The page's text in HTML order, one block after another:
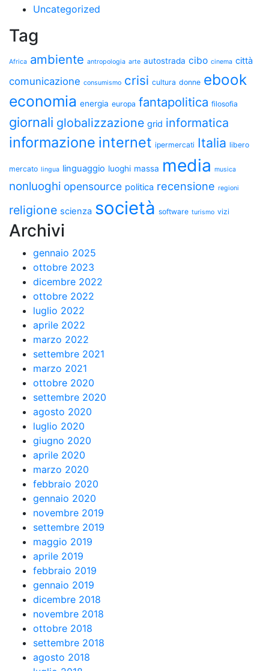
Uncategorized
Tag
Africa ambiente antropologia arte autostrada cibo cinema città
comunicazione consumismo crisi cultura donne ebook
economia energia europa fantapolitica filosofia
giornali globalizzazione grid informatica
informazione internet ipermercati Italia libero
mercato lingua linguaggio luoghi massa media musica
nonluoghi opensource politica recensione regioni
religione scienza società software turismo vizi
Archivi
gennaio 2025
ottobre 2023
dicembre 2022
ottobre 2022
luglio 2022
aprile 2022
marzo 2022
settembre 2021
marzo 2021
ottobre 2020
settembre 2020
agosto 2020
luglio 2020
giugno 2020
aprile 2020
marzo 2020
febbraio 2020
gennaio 2020
novembre 2019
settembre 2019
maggio 2019
aprile 2019
febbraio 2019
gennaio 2019
dicembre 2018
novembre 2018
ottobre 2018
settembre 2018
agosto 2018